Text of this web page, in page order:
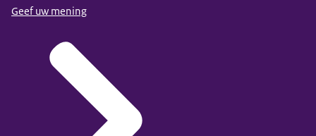
Geef uw mening